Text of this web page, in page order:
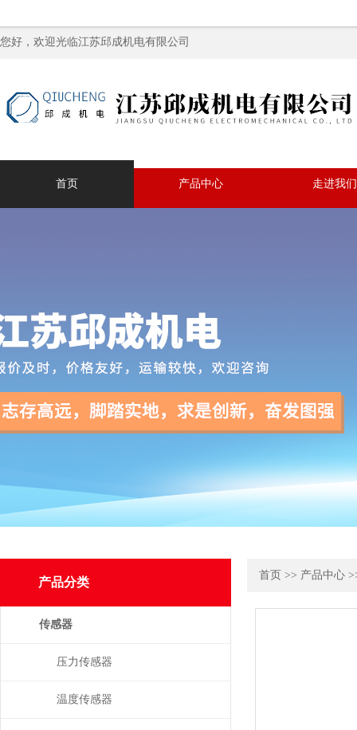
您好，欢迎光临江苏邱成机电有限公司
首页 产品中心 走进我们
产品分类
传感器
压力传感器
温度传感器
首页 >> 产品中心